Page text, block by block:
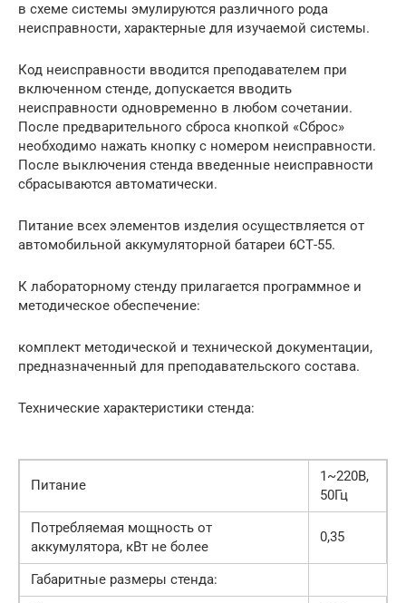
в схеме системы эмулируются различного рода
неисправности, характерные для изучаемой системы.
Код неисправности вводится преподавателем при
включенном стенде, допускается вводить
неисправности одновременно в любом сочетании.
После предварительного сброса кнопкой «Сброс»
необходимо нажать кнопку с номером неисправности.
После выключения стенда введенные неисправности
сбрасываются автоматически.
Питание всех элементов изделия осуществляется от
автомобильной аккумуляторной батареи 6СТ-55.
К лабораторному стенду прилагается программное и
методическое обеспечение:
комплект методической и технической документации,
предназначенный для преподавательского состава.
Технические характеристики стенда:
Питание
1~220В,
50Гц
Потребляемая мощность от
аккумулятора, кВт не более
0,35
Габаритные размеры стенда: